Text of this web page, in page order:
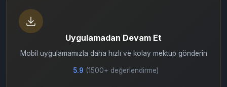
Uygulamadan Devam Et
Mobil uygulamamızla daha hızlı ve kolay mektup gönderin
5.9 (1500+ değerlendirme)